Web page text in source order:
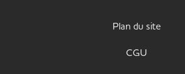
Plan du site
CGU